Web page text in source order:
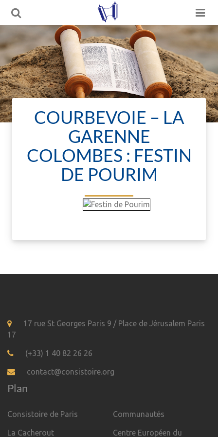
COURBEVOIE – LA
GARENNE
COLOMBES : FESTIN
DE POURIM
17 rue St Georges Paris 9 / Place de Jérusalem Paris
17
(+33) 1 40 82 26 26
contact@consistoire.org
Plan
Consistoire de Paris
La Cacherout
Communautés
Centre Européen du